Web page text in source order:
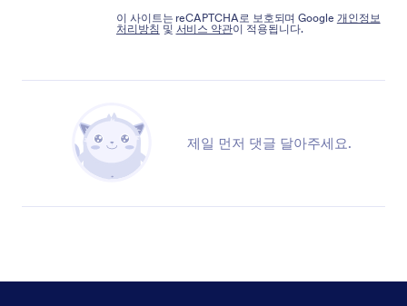
이 사이트는 reCAPTCHA로 보호되며 Google 개인정보
처리방침 및 서비스 약관이 적용됩니다.
제일 먼저 댓글 달아주세요.